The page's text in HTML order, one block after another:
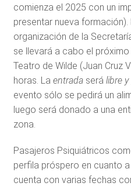
comienza el 2025 con un
presentar nueva
organización de la
se llevará a cabo el
Teatro de Wilde (Juan Cruz
horas. La entrada será libre
evento sólo se pedirá un
luego será donado a una
zona.
Pasajeros Psiquiátricos
perfila próspero en cuanto
cuenta con varias fechas